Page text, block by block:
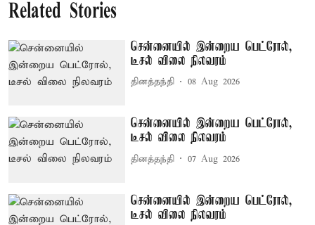
Related Stories
சென்னையில் இன்றைய பெட்ரோல்,
டீசல் விலை நிலவரம்
தினத்தந்தி 08 Aug 2026
சென்னையில் இன்றைய பெட்ரோல்,
டீசல் விலை நிலவரம்
தினத்தந்தி 07 Aug 2026
சென்னையில் இன்றைய பெட்ரோல்,
டீசல் விலை நிலவரம்